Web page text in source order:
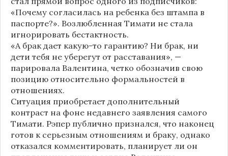
«Почему согласилась на ребенка без штампа в
паспорте?». Возлюбленная Тимати не стала
игнорировать бестактность.
«А брак дает какую-то гарантию? Ни брак, ни
дети тебя не уберегут от расставания», —
парировала Валентина, четко обозначив свою
позицию относительно формальностей в
отношениях.
Ситуация приобретает дополнительный
контраст на фоне недавнего заявления самого
Тимати. Рэпер публично признался, что наконец
готов к серьезным отношениям и браку, однако
отказался комментировать, планирует ли он